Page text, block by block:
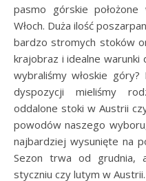
pasmo górskie położone
Włoch. Duża ilość
bardzo stromych stoków
krajobraz i idealne warunki
wybraliśmy włoskie
dyspozycji mieliśmy
oddalone stoki w Austrii
powodów naszego
najbardziej wysunięte na
Sezon trwa od grudnia,
styczniu czy lutym w